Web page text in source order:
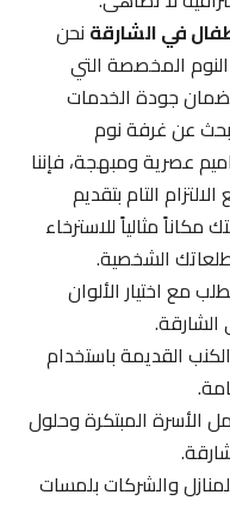
في الشارقةنحن
المخصصة التي
جودة الخدمات
عن غرفة نوم
عصرية ومبهجة، فإننا
التام بتقديم
مثالياً للاسترخاء
الشخصية.
اختيار الألوان
القديمة باستخدام
المبتكرة وحلول
والشركات بلمسات